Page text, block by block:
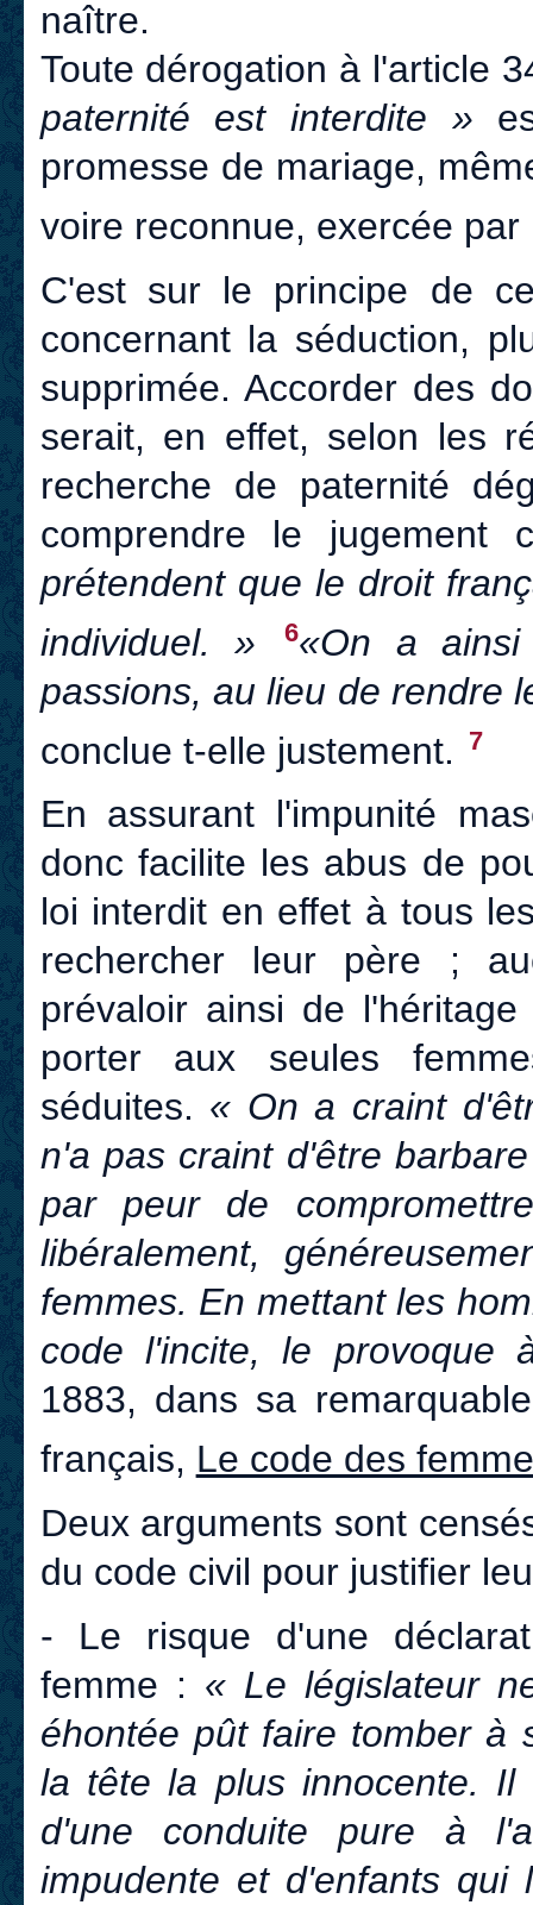
naître.
Toute dérogation à l'article
paternité est interdite »
promesse de mariage,
voire reconnue, exercée
C'est sur le principe de
concernant la séduction,
supprimée. Accorder des
serait, en effet, selon les
recherche de paternité
comprendre le
prétendent que le droit
individuel. »
6«On a ainsi
passions, au lieu de rendre
conclue t-elle justement.
7
En assurant l'impunité
donc facilite les abus de
loi interdit en effet à tous
rechercher leur père ;
prévaloir ainsi de
porter aux seules
séduites. « On a craint
n'a pas craint d'être
par peur de
libéralement,
femmes. En mettant les
code l'incite, le provoque
1883, dans sa
français, Le code des
Deux arguments sont
du code civil pour justifier
- Le risque d'une
femme : « Le législateur
éhontée pût faire tomber à
la tête la plus innocente. Il
d'une conduite pure à
impudente et d'enfants